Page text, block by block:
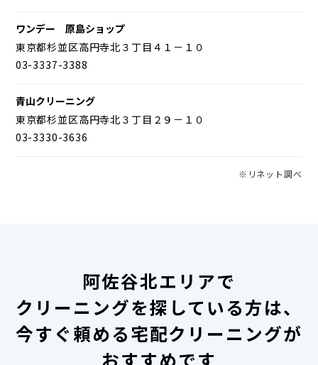
ワンデー 原島ショップ
東京都杉並区高円寺北３丁目４１－１０
03-3337-3388
青山クリーニング
東京都杉並区高円寺北３丁目２９－１０
03-3330-3636
※リネット調べ
阿佐谷北エリアで
クリーニングを探している方は、
今すぐ頼める宅配クリーニングが
おすすめです